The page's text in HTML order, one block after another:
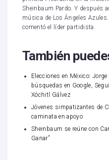
Sheinbaum Pardo. Y después
música de Los Ángeles Azules.
comentó el líder partidista.
También
Elecciones en México:
búsquedas en Google,
Xóchitl Gálvez
Jóvenes simpatizantes de
caminata en apoyo
Sheinbaum se reúne con
Ganar”